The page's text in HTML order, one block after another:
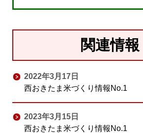
関連情報
2022年3月17日
西おきたま米づくり情報No.1
2023年3月15日
西おきたま米づくり情報No.1